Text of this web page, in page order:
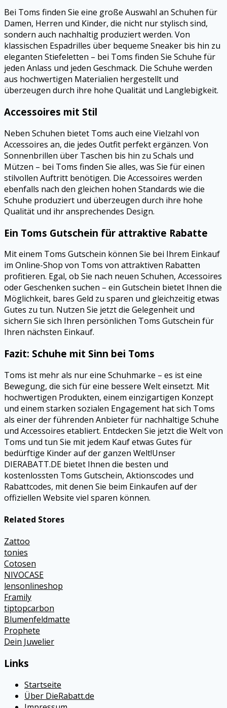
Bei Toms finden Sie eine große Auswahl an Schuhen für
Damen, Herren und Kinder, die nicht nur stylisch sind,
sondern auch nachhaltig produziert werden. Von
klassischen Espadrilles über bequeme Sneaker bis hin zu
eleganten Stiefeletten – bei Toms finden Sie Schuhe für
jeden Anlass und jeden Geschmack. Die Schuhe werden
aus hochwertigen Materialien hergestellt und
überzeugen durch ihre hohe Qualität und Langlebigkeit.
Accessoires mit Stil
Neben Schuhen bietet Toms auch eine Vielzahl von
Accessoires an, die jedes Outfit perfekt ergänzen. Von
Sonnenbrillen über Taschen bis hin zu Schals und
Mützen – bei Toms finden Sie alles, was Sie für einen
stilvollen Auftritt benötigen. Die Accessoires werden
ebenfalls nach den gleichen hohen Standards wie die
Schuhe produziert und überzeugen durch ihre hohe
Qualität und ihr ansprechendes Design.
Ein Toms Gutschein für attraktive Rabatte
Mit einem Toms Gutschein können Sie bei Ihrem Einkauf
im Online-Shop von Toms von attraktiven Rabatten
profitieren. Egal, ob Sie nach neuen Schuhen, Accessoires
oder Geschenken suchen – ein Gutschein bietet Ihnen die
Möglichkeit, bares Geld zu sparen und gleichzeitig etwas
Gutes zu tun. Nutzen Sie jetzt die Gelegenheit und
sichern Sie sich Ihren persönlichen Toms Gutschein für
Ihren nächsten Einkauf.
Fazit: Schuhe mit Sinn bei Toms
Toms ist mehr als nur eine Schuhmarke – es ist eine
Bewegung, die sich für eine bessere Welt einsetzt. Mit
hochwertigen Produkten, einem einzigartigen Konzept
und einem starken sozialen Engagement hat sich Toms
als einer der führenden Anbieter für nachhaltige Schuhe
und Accessoires etabliert. Entdecken Sie jetzt die Welt von
Toms und tun Sie mit jedem Kauf etwas Gutes für
bedürftige Kinder auf der ganzen Welt!Unser
DIERABATT.DE bietet Ihnen die besten und
kostenlossten Toms Gutschein, Aktionscodes und
Rabattcodes, mit denen Sie beim Einkaufen auf der
offiziellen Website viel sparen können.
Related Stores
Zattoo
tonies
Cotosen
NIVOCASE
lensonlineshop
Framily
tiptopcarbon
Blumenfeldmatte
Prophete
Dein Juwelier
Links
Startseite
Über DieRabatt.de